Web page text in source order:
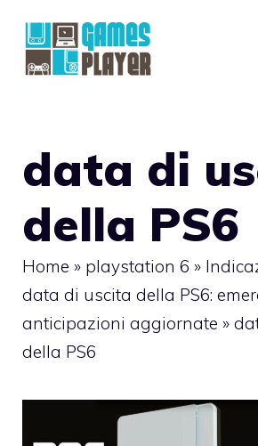
contenuto
data di
della PS6
Home » playstation 6 »
data di uscita della PS6:
anticipazioni aggiornate »
della PS6